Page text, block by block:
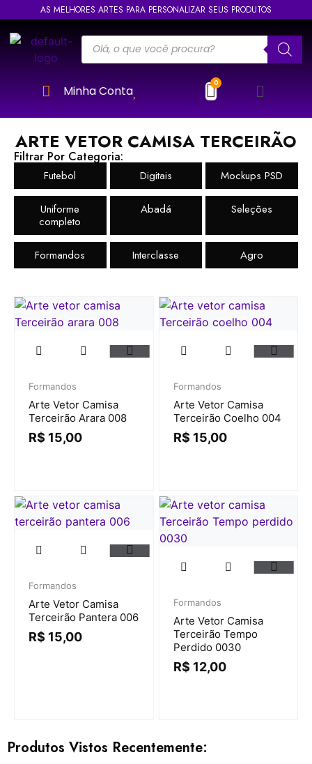
AS MELHORES ARTES PARA PERSONALIZAR SEUS PRODUTOS
Minha Conta
ARTE VETOR CAMISA TERCEIRÃO
Filtrar Por Categoria:
Futebol Digitais Mockups PSD
Uniforme
completo
Abadá Seleções
Formandos Interclasse Agro
Formandos
Arte Vetor Camisa
Terceirão Arara 008
R$ 15,00
Formandos
Arte Vetor Camisa
Terceirão Coelho 004
R$ 15,00
Formandos
Arte Vetor Camisa
Terceirão Pantera 006
R$ 15,00
Formandos
Arte Vetor Camisa
Terceirão Tempo
Perdido 0030
R$ 12,00
Produtos Vistos Recentemente: